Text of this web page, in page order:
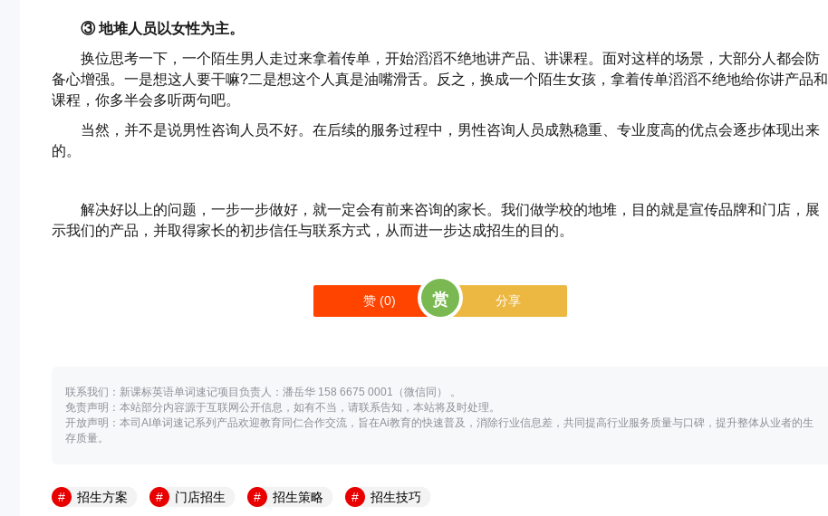
③ 地堆人员以女性为主。
换位思考一下，一个陌生男人走过来拿着传单，开始滔滔不绝地讲产品、讲课程。面对这样的场景，大部分人都会防
备心增强。一是想这人要干嘛?二是想这个人真是油嘴滑舌。反之，换成一个陌生女孩，拿着传单滔滔不绝地给你讲产品和
课程，你多半会多听两句吧。
当然，并不是说男性咨询人员不好。在后续的服务过程中，男性咨询人员成熟稳重、专业度高的优点会逐步体现出来
的。
解决好以上的问题，一步一步做好，就一定会有前来咨询的家长。我们做学校的地堆，目的就是宣传品牌和门店，展
示我们的产品，并取得家长的初步信任与联系方式，从而进一步达成招生的目的。
赞 (0) 赏 分享
联系我们：新课标英语单词速记项目负责人：潘岳华 158 6675 0001（微信同） 。
免责声明：本站部分内容源于互联网公开信息，如有不当，请联系告知，本站将及时处理。
开放声明：本司AI单词速记系列产品欢迎教育同仁合作交流，旨在Ai教育的快速普及，消除行业信息差，共同提高行业服务质量与口碑，提升整体从业者的生
存质量。
招生方案 门店招生 招生策略 招生技巧